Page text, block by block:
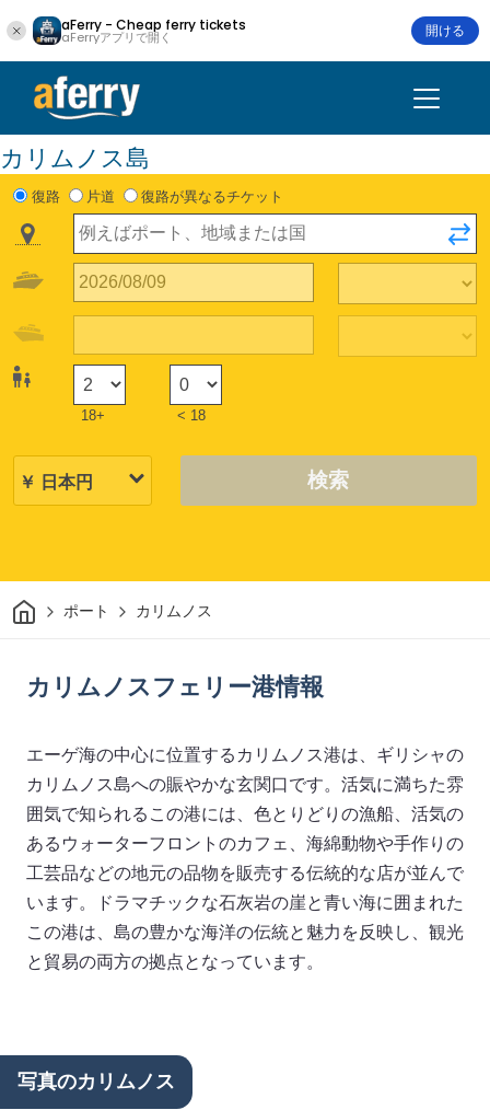
aFerry - Cheap ferry tickets
aFerryアプリで開く 開ける
カリムノス島
復路 片道 復路が異なるチケット
18+ < 18
検索
家 ポート カリムノス
カリムノスフェリー港情報
エーゲ海の中心に位置するカリムノス港は、ギリシャの
カリムノス島への賑やかな玄関口です。活気に満ちた雰
囲気で知られるこの港には、色とりどりの漁船、活気の
あるウォーターフロントのカフェ、海綿動物や手作りの
工芸品などの地元の品物を販売する伝統的な店が並んで
います。ドラマチックな石灰岩の崖と青い海に囲まれた
この港は、島の豊かな海洋の伝統と魅力を反映し、観光
と貿易の両方の拠点となっています。
写真のカリムノス